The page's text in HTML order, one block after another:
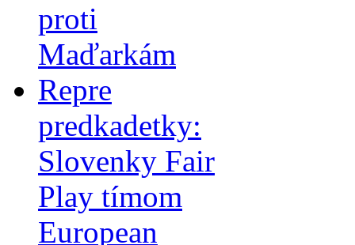
proti
Maďarkám
Repre
predkadetky:
Slovenky Fair
Play tímom
European